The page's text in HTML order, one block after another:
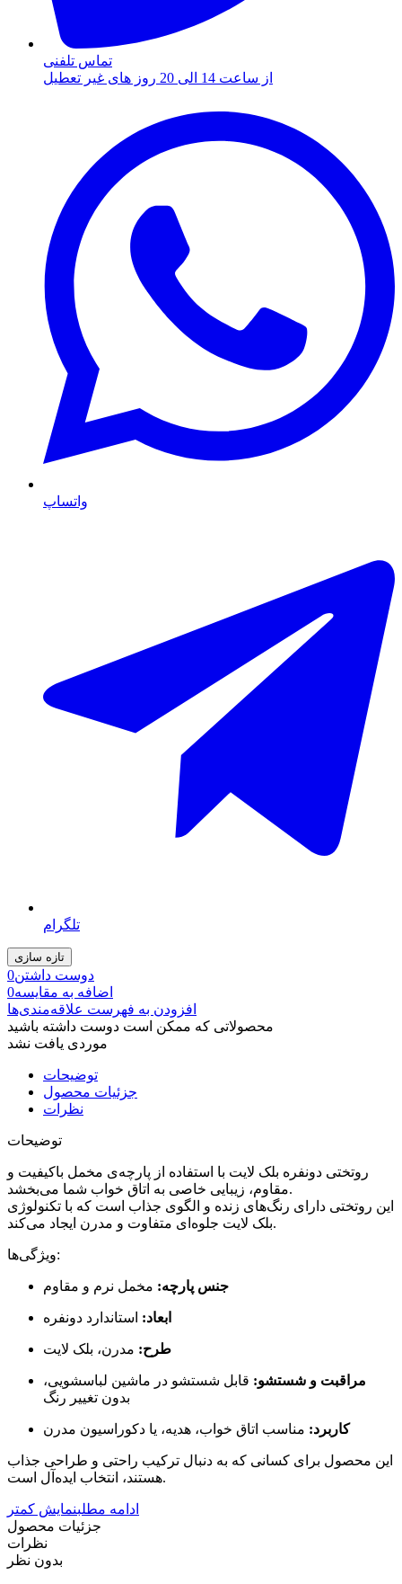
تماس تلفنی
از ساعت 14 الی 20 روز های غیر تعطیل
واتساپ
تلگرام
دوست داشتن0
اضافه به مقایسه0
افزودن به فهرست علاقه‌مندی‌ها
محصولاتی که ممکن است دوست داشته باشید
موردی یافت نشد
توضیحات
جزئیات محصول
نظرات
توضیحات
روتختی دونفره بلک لایت با استفاده از پارچه‌ی مخمل باکیفیت و
مقاوم، زیبایی خاصی به اتاق خواب شما می‌بخشد.
این روتختی دارای رنگ‌های زنده و الگوی جذاب است که با تکنولوژی
بلک لایت جلوه‌ای متفاوت و مدرن ایجاد می‌کند.
ویژگی‌ها:
جنس پارچه: مخمل نرم و مقاوم
ابعاد: استاندارد دونفره
طرح: مدرن، بلک لایت
مراقبت و شستشو: قابل شستشو در ماشین لباسشویی،
بدون تغییر رنگ
کاربرد: مناسب اتاق خواب، هدیه، یا دکوراسیون مدرن
این محصول برای کسانی که به دنبال ترکیب راحتی و طراحی جذاب
هستند، انتخاب ایده‌آل است.
ادامه مطلبنمایش کمتر
جزئیات محصول
نظرات
بدون نظر